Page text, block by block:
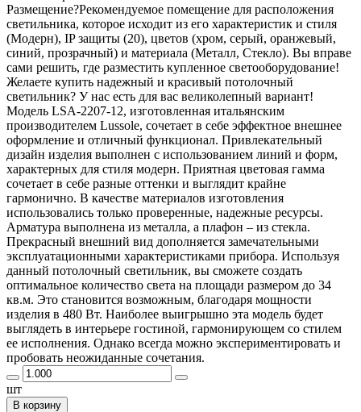
Размещение?Рекомендуемое помещение для расположения
светильника, которое исходит из его характеристик и стиля
(Модерн), IP защиты (20), цветов (хром, серый, оранжевый,
синий, прозрачный) и материала (Металл, Стекло). Вы вправе
сами решить, где разместить купленное светооборудование!
Желаете купить надежный и красивый потолочный
светильник? У нас есть для вас великолепный вариант!
Модель LSA-2207-12, изготовленная итальянским
производителем Lussole, сочетает в себе эффектное внешнее
оформление и отличный функционал. Привлекательный
дизайн изделия выполнен с использованием линий и форм,
характерных для стиля модерн. Приятная цветовая гамма
сочетает в себе разные оттенки и выглядит крайне
гармонично. В качестве материалов изготовления
использовались только проверенные, надежные ресурсы.
Арматура выполнена из металла, а плафон – из стекла.
Прекрасный внешний вид дополняется замечательными
эксплуатационными характеристиками прибора. Используя
данный потолочный светильник, вы сможете создать
оптимальное количество света на площади размером до 34
кв.м. Это становится возможным, благодаря мощности
изделия в 480 Вт. Наиболее выигрышно эта модель будет
выглядеть в интерьере гостиной, гармонирующем со стилем
ее исполнения. Однако всегда можно экспериментировать и
пробовать неожиданные сочетания.
шт
В корзину